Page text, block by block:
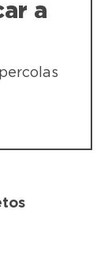
a